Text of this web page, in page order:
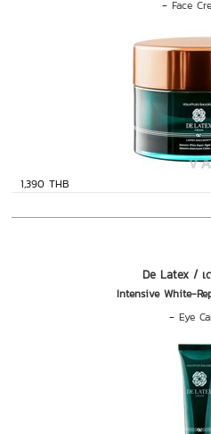
-Face
1,390 THB
De Latex / เ
Intensive White-
-Eye